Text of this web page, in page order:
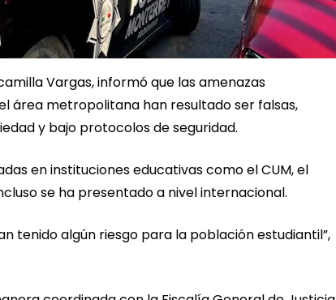
Vargas, informó que las amenazas
área metropolitana han resultado ser falsas,
y bajo protocolos de seguridad.
en instituciones educativas como el CUM, el
se ha presentado a nivel internacional.
tenido algún riesgo para la población estudiantil”,